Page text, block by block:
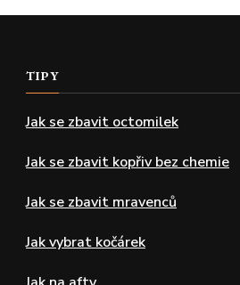
TIPY
Jak se zbavit octomilek
Jak se zbavit kopřiv bez chemie
Jak se zbavit mravenců
Jak vybrat kočárek